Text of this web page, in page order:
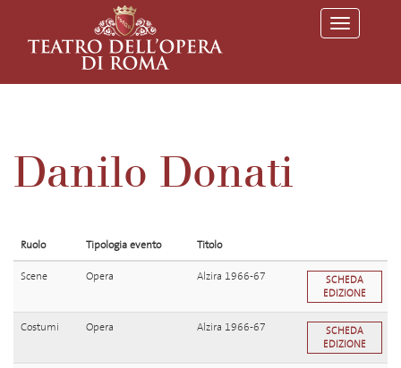
T
o
l
Danilo Donati
Ruolo Tipologia evento Titolo
Scene Opera Alzira 1966-67
SCHEDA
EDIZIONE
Costumi Opera Alzira 1966-67
SCHEDA
EDIZIONE